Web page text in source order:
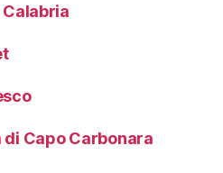
Capo Carbonara